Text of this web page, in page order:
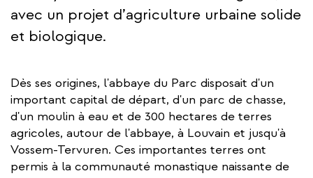
avec un projet d’agriculture urbaine solide
et biologique.
Dès ses origines, l'abbaye du Parc disposait d'un
important capital de départ, d'un parc de chasse,
d'un moulin à eau et de 300 hectares de terres
agricoles, autour de l'abbaye, à Louvain et jusqu'à
Vossem-Tervuren. Ces importantes terres ont
permis à la communauté monastique naissante de